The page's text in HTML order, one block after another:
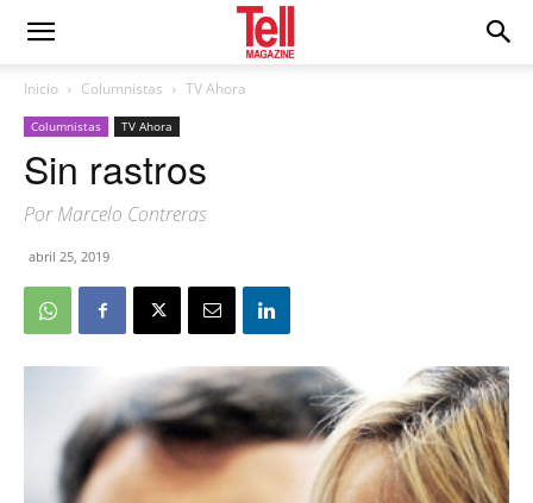
Inicio Columnistas TV Ahora
Columnistas TV Ahora
Sin rastros
Por Marcelo Contreras
abril 25, 2019